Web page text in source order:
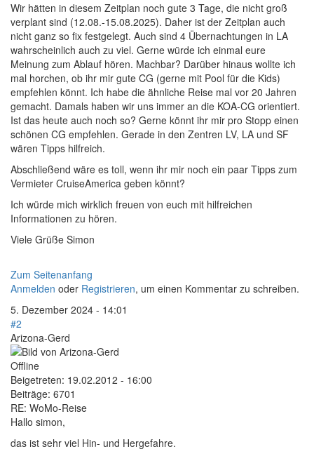
Wir hätten in diesem Zeitplan noch gute 3 Tage, die nicht groß
verplant sind (12.08.-15.08.2025). Daher ist der Zeitplan auch
nicht ganz so fix festgelegt. Auch sind 4 Übernachtungen in LA
wahrscheinlich auch zu viel. Gerne würde ich einmal eure
Meinung zum Ablauf hören. Machbar? Darüber hinaus wollte ich
mal horchen, ob ihr mir gute CG (gerne mit Pool für die Kids)
empfehlen könnt. Ich habe die ähnliche Reise mal vor 20 Jahren
gemacht. Damals haben wir uns immer an die KOA-CG orientiert.
Ist das heute auch noch so? Gerne könnt ihr mir pro Stopp einen
schönen CG empfehlen. Gerade in den Zentren LV, LA und SF
wären Tipps hilfreich.
Abschließend wäre es toll, wenn ihr mir noch ein paar Tipps zum
Vermieter CruiseAmerica geben könnt?
Ich würde mich wirklich freuen von euch mit hilfreichen
Informationen zu hören.
Viele Grüße Simon
Zum Seitenanfang
Anmelden oder Registrieren, um einen Kommentar zu schreiben.
5. Dezember 2024 - 14:01
#2
Arizona-Gerd
Offline
Beigetreten: 19.02.2012 - 16:00
Beiträge: 6701
RE: WoMo-Reise
Hallo simon,
das ist sehr viel Hin- und Hergefahre.